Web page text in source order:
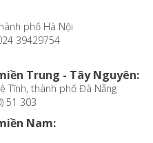
phố Hà Nội
39429754
Trung - Tây Nguyên:
Tĩnh, thành phố Đà Nẵng
51 303
Nam: